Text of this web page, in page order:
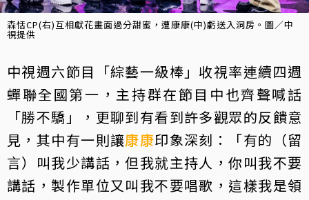
森恬CP(右)互相獻花畫面過分甜蜜，遭康康(中)虧送入洞房。圖／中
視提供
中視週六節目「綜藝一級棒」收視率連續四週
蟬聯全國第一，主持群在節目中也齊聲喊話
「勝不驕」，更聊到有看到許多觀眾的反饋意
見，其中有一則讓康康印象深刻：「有的（留
言）叫我少講話，但我就主持人，你叫我不要
講話，製作單位又叫我不要唱歌，這樣我是領